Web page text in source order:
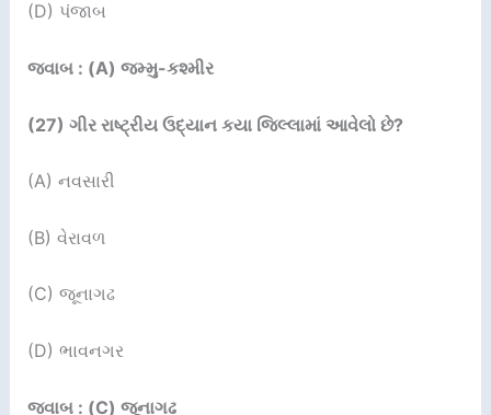
(D) પંજાબ
જવાબ : (A) જમ્મુ-કશ્મીર
(27) ગીર રાષ્ટ્રીય ઉદ્યાન કયા જિલ્લામાં આવેલો છે?
(A) નવસારી
(B) વેરાવળ
(C) જૂનાગઢ
(D) ભાવનગર
જવાબ : (C) જૂનાગઢ